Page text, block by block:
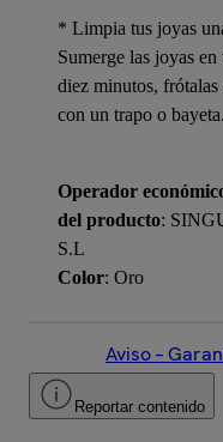
* Limpia tus joyas
Sumerge las joyas
diez minutos,
con un trapo o bayeta.
Operador
del producto:
S.L
Color: Oro
Aviso –
Reportar contenido